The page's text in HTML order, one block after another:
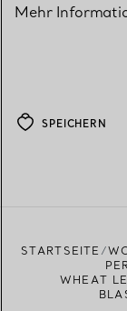
Mehr
SPEICHERN
STARTSEITE
WHEAT